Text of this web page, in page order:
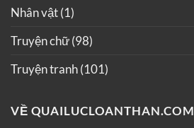
Nhân vật(1)
Truyện chữ(98)
Truyện tranh(101)
VỀ QUAILUCLOANTHAN.COM